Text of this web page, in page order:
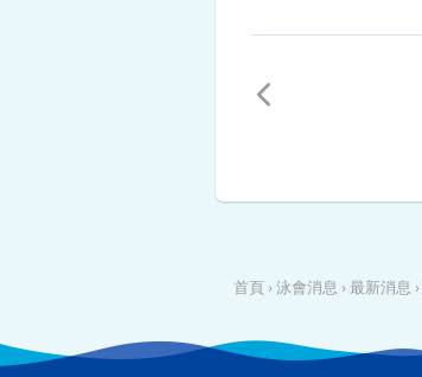
首頁 › 泳會消息 › 最新消息 ›